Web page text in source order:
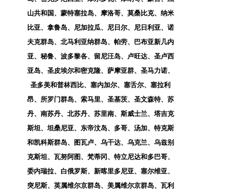
山共和国、蒙特塞拉岛、摩洛哥、莫桑比克、纳米
比亚、拿鲁岛、尼加拉瓜、尼日尔、尼日利亚、诺
夫克群岛、北马利亚纳群岛、帕劳、巴布亚新几内
亚、秘鲁、波多黎各、留尼汪岛、卢旺达、圣卢西
亚岛、圣皮埃尔和密克隆、萨摩亚群、圣马力诺、
圣多美和普林西比、塞内加尔、塞舌尔、塞拉利
昂、所罗门群岛、索马里、圣基茨、圣文森特、苏
丹、南苏丹、北苏丹、苏里南、斯威士兰、塔吉克
斯坦、坦桑尼亚、东帝汶岛、多哥、汤加、特克斯
和凯科斯群岛、图瓦卢、乌干达、乌克兰、乌兹别
克斯坦、瓦努阿图、梵蒂冈、特立尼达和多巴哥、
委内瑞拉、 白俄罗斯、新喀里多尼亚、塞尔维亚、
突尼斯、英属维尔京群岛、美属维尔京群岛、瓦利